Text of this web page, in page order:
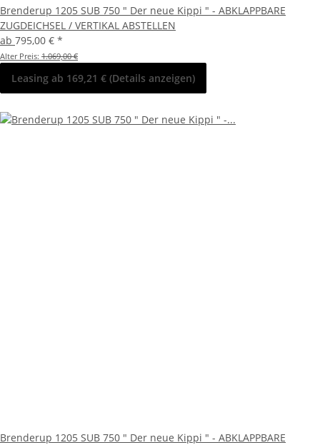
Brenderup 1205 SUB 750 " Der neue Kippi " - ABKLAPPBARE
ZUGDEICHSEL / VERTIKAL ABSTELLEN
ab 795,00 € *
Alter Preis: 1.069,00 €
Leasing ab 169,21 € (Details anzeigen)
Brenderup 1205 SUB 750 " Der neue Kippi " - ABKLAPPBARE